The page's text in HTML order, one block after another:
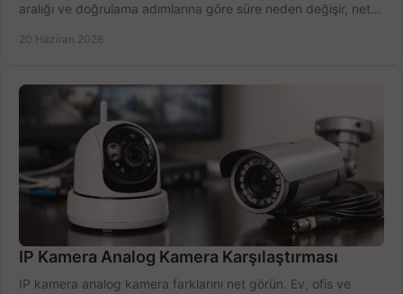
aralığı ve doğrulama adımlarına göre süre neden değişir, net
20 Haziran 2026
IP Kamera Analog Kamera Karşılaştırması
IP kamera analog kamera farklarını net görün. Ev, ofis ve